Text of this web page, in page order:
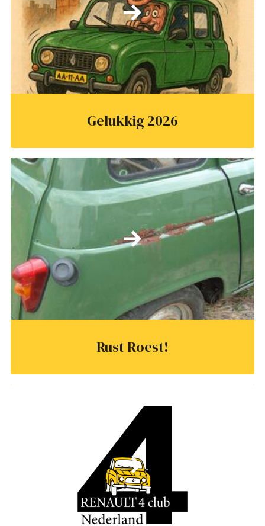
Gelukkig 2026
Rust Roest!